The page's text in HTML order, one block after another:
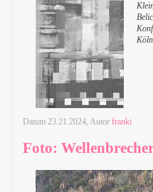
Datum 23.21.2024, Autor franki
Foto: